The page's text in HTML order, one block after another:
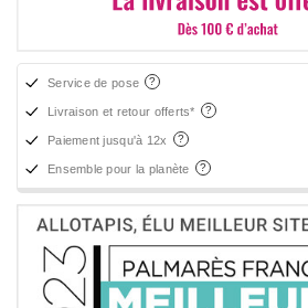
Service de pose
Livraison et retour offerts*
Paiement jusqu'à 12x
Ensemble pour la planète